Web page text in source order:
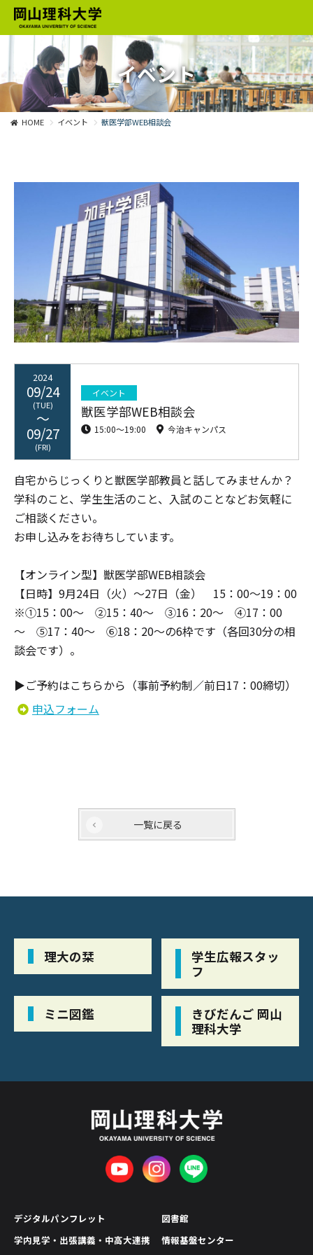
イベント
HOME イベント 獣医学部WEB相談会
2024
09/24
(TUE)
09/27
(FRI)
イベント
獣医学部WEB相談会
15:00〜19:00 今治キャンパス
自宅からじっくりと獣医学部教員と話してみませんか？
学科のこと、学生生活のこと、入試のことなどお気軽に
ご相談ください。
お申し込みをお待ちしています。
【オンライン型】獣医学部WEB相談会
【日時】9月24日（火）～27日（金） 15：00～19：00
※①15：00～ ②15：40～ ③16：20～ ④17：00
～ ⑤17：40～ ⑥18：20～の6枠です（各回30分の相
談会です）。
▶ご予約はこちらから（事前予約制／前日17：00締切）
申込フォーム
一覧に戻る
理大の栞
学生広報スタッ
フ
ミニ図鑑
きびだんご 岡山
理科大学
デジタルパンフレット
学内見学・出張講義・中高大連携
図書館
情報基盤センター